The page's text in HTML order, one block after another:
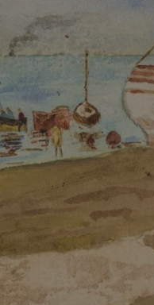
NOTICIAS